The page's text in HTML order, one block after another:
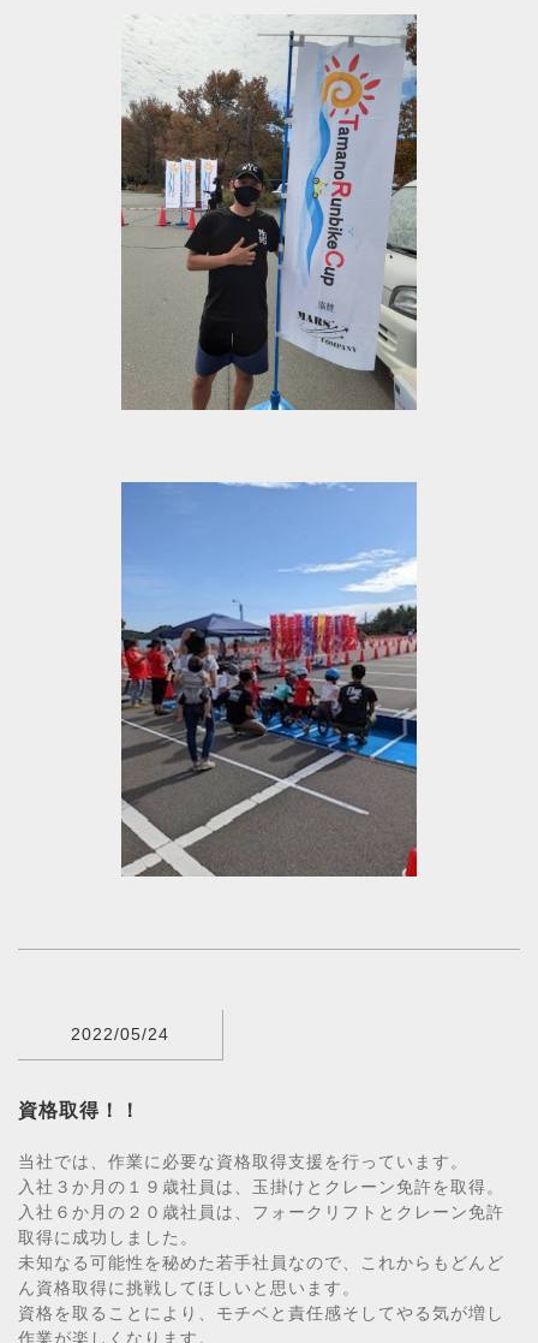
2022/05/24
資格取得！！
当社では、作業に必要な資格取得支援を行っています。
入社３か月の１９歳社員は、玉掛けとクレーン免許を取得。
入社６か月の２０歳社員は、フォークリフトとクレーン免許
取得に成功しました。
未知なる可能性を秘めた若手社員なので、これからもどんど
ん資格取得に挑戦してほしいと思います。
資格を取ることにより、モチベと責任感そしてやる気が増し
作業が楽しくなります。